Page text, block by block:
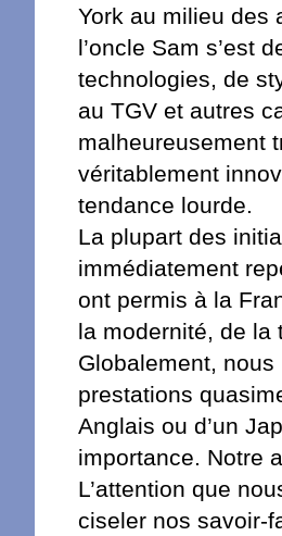
York au milieu des
l’oncle Sam s’est
technologies, de
au TGV et autres
malheureusement
véritablement
tendance lourde.
La plupart des
immédiatement
ont permis à la
la modernité, de la
Globalement,
prestations
Anglais ou d’un
importance. Notre
L’attention que
ciseler nos savoir-